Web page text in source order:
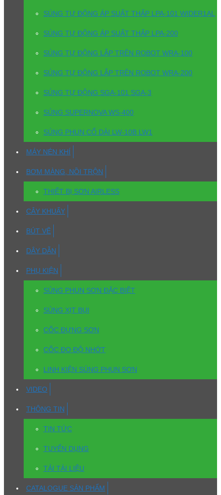
SÚNG TỰ ĐỘNG ÁP SUẤT THẤP LPA-101 WIDER1AL
SÚNG TỰ ĐỘNG ÁP SUẤT THẤP LPA-200
SÚNG TỰ ĐỘNG LẮP TRÊN ROBOT WRA-100
SÚNG TỰ ĐỘNG LẮP TRÊN ROBOT WRA-200
SÚNG TỰ ĐỘNG SGA-101 SGA-3
SÚNG SUPERNOVA WS-400
SÚNG PHUN CỔ DÀI LW-10B LW1
MÁY NÉN KHÍ
BƠM MÀNG, NỒI TRỘN
THIẾT BỊ SƠN AIRLESS
CÂY KHUẤY
BÚT VẼ
DÂY DẪN
PHỤ KIỆN
SÚNG PHUN SƠN ĐẶC BIỆT
SÚNG XỊT BỤI
CỐC ĐỰNG SƠN
CỐC ĐO ĐỘ NHỚT
LINH KIỆN SÚNG PHUN SƠN
VIDEO
THÔNG TIN
TIN TỨC
TUYỂN DỤNG
TẢI TÀI LIỆU
CATALOGUE SẢN PHẨM